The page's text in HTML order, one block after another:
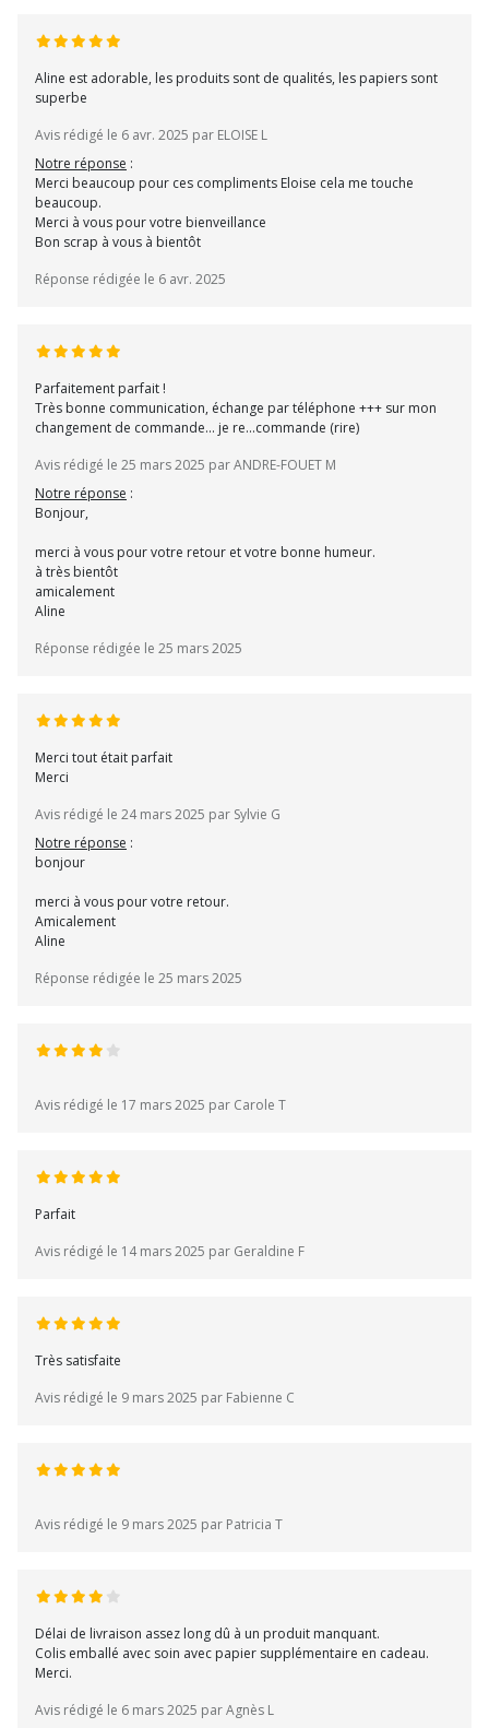
Aline est adorable, les produits sont de qualités, les papiers sont
superbe
Avis rédigé le 6 avr. 2025 par ELOISE L
Notre réponse :
Merci beaucoup pour ces compliments Eloise cela me touche
beaucoup.
Merci à vous pour votre bienveillance
Bon scrap à vous à bientôt
Réponse rédigée le 6 avr. 2025
Parfaitement parfait !
Très bonne communication, échange par téléphone +++ sur mon
changement de commande... je re...commande (rire)
Avis rédigé le 25 mars 2025 par ANDRE-FOUET M
Notre réponse :
Bonjour,
merci à vous pour votre retour et votre bonne humeur.
à très bientôt
amicalement
Aline
Réponse rédigée le 25 mars 2025
Merci tout était parfait
Merci
Avis rédigé le 24 mars 2025 par Sylvie G
Notre réponse :
bonjour
merci à vous pour votre retour.
Amicalement
Aline
Réponse rédigée le 25 mars 2025
Avis rédigé le 17 mars 2025 par Carole T
Parfait
Avis rédigé le 14 mars 2025 par Geraldine F
Très satisfaite
Avis rédigé le 9 mars 2025 par Fabienne C
Avis rédigé le 9 mars 2025 par Patricia T
Délai de livraison assez long dû à un produit manquant.
Colis emballé avec soin avec papier supplémentaire en cadeau.
Merci.
Avis rédigé le 6 mars 2025 par Agnès L